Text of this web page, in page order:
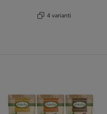
4 varianti